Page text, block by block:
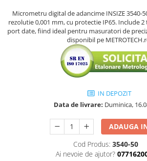
Micrometre de interior in 2 puncte
Micrometre tubulare de interior
Micrometre de adancime
Micrometre mecanice de interior
Micrometre pentru caneluri
Micrometre cu disc
Micrometre cu varfuri ascutite
Micrometre pentru filete
Micrometru digital de adancime INSIZE 3540-
rezolutie 0,001 mm, cu protectie IP65. Include
port date, fiind ideal pentru masuratori de
disponibil pe
IN DEPOZIT
Data de livrare: Duminica,
ADAUGA
Cod Produs: 3540-50
Ai nevoie de ajutor?